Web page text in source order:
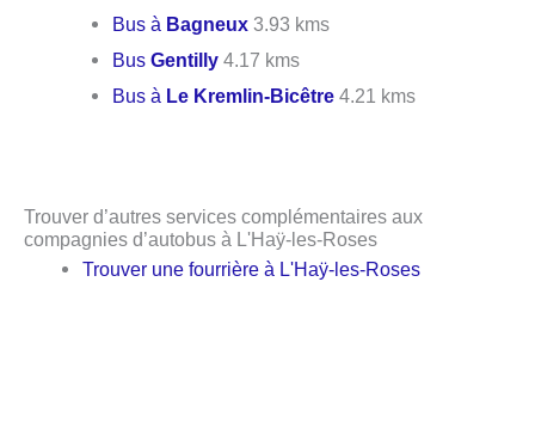
Bus à Bagneux 3.93 kms
BusGentilly 4.17 kms
Bus à Le Kremlin-Bicêtre 4.21 kms
Trouver d’autres services complémentaires aux
compagnies d’autobus à L'Haÿ-les-Roses
Trouver une fourrière à L'Haÿ-les-Roses